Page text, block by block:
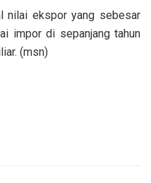
nilai ekspor yang sebesar
impor di sepanjang tahun
(msn)